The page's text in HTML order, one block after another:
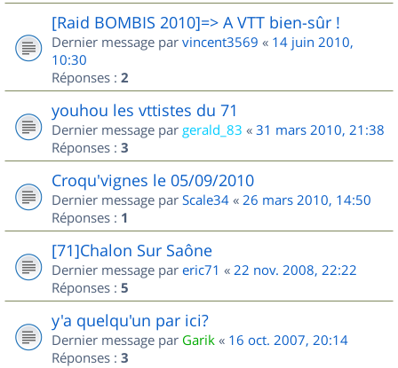
[Raid BOMBIS 2010]=> A VTT bien-sûr !
Dernier message par vincent3569 « 14 juin 2010,
10:30
Réponses : 2
youhou les vttistes du 71
Dernier message par gerald_83 « 31 mars 2010, 21:38
Réponses : 3
Croqu'vignes le 05/09/2010
Dernier message par Scale34 « 26 mars 2010, 14:50
Réponses : 1
[71]Chalon Sur Saône
Dernier message par eric71 « 22 nov. 2008, 22:22
Réponses : 5
y'a quelqu'un par ici?
Dernier message par Garik « 16 oct. 2007, 20:14
Réponses : 3